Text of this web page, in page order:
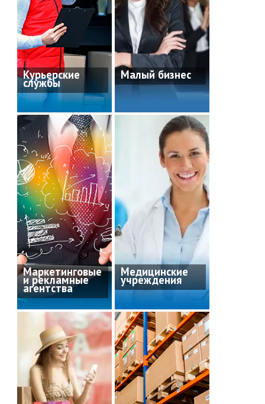
Курьерские
службы
Малый бизнес
Маркетинговые
и рекламные
агентства
Медицинские
учреждения